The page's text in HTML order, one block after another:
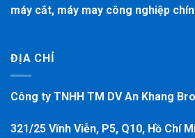
máy cắt, máy may công nghiệp
ĐỊA CHỈ
Công ty TNHH TM DV An Khang
321/25 Vĩnh Viễn, P5, Q10, Hồ Chí